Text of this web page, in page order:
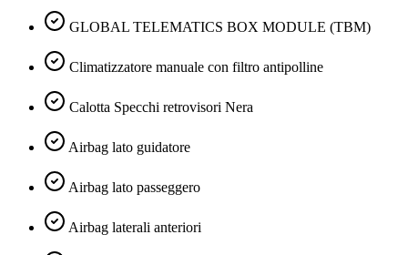
GLOBAL TELEMATICS BOX MODULE (TBM)
Climatizzatore manuale con filtro antipolline
Calotta Specchi retrovisori Nera
Airbag lato guidatore
Airbag lato passeggero
Airbag laterali anteriori